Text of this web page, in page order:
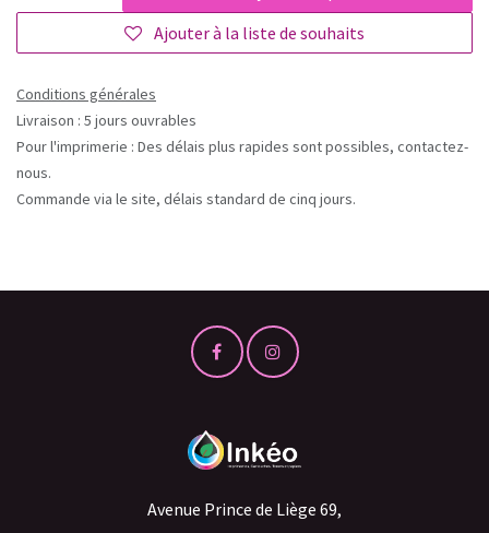
Ajouter à la liste de souhaits
Conditions générales
Livraison : 5 jours ouvrables
Pour l'imprimerie : Des délais plus rapides sont possibles, contactez-
nous.
Commande via le site, délais standard de cinq jours.
Avenue Prince de Liège 69,